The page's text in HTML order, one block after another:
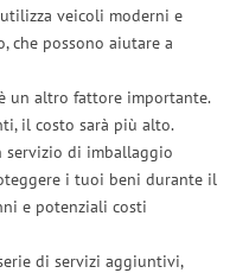
veicoli moderni e
che possono aiutare a
un altro fattore importante.
il costo sarà più alto.
servizio di imballaggio
i tuoi beni durante il
e potenziali costi
di servizi aggiuntivi,